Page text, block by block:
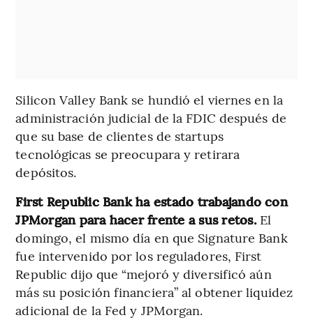
Silicon Valley Bank se hundió el viernes en la
administración judicial de la FDIC después de
que su base de clientes de startups
tecnológicas se preocupara y retirara
depósitos.
First Republic Bank ha estado trabajando con
JPMorgan para hacer frente a sus retos.El
domingo, el mismo día en que Signature Bank
fue intervenido por los reguladores, First
Republic dijo que “mejoró y diversificó aún
más su posición financiera” al obtener liquidez
adicional de la Fed y JPMorgan.